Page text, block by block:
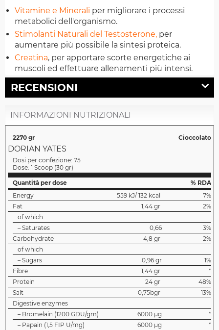
Vitamine e Minerali per migliorare i processi
metabolici dell'organismo.
Stimolanti Naturali del Testosterone, per
aumentare più possibile la sintesi proteica.
Creatina, per apportare scorte energetiche ai
muscoli ed effettuare allenamenti più intensi.
RECENSIONI
INFORMAZIONI NUTRIZIONALI
2270 gr Cioccolato
DORIAN YATES
Dosi per confezione: 75
Dose: 1 Scoop (30 gr)
Quantità per dose
% RDA
Energy
559 kJ/ 132 kcal
7%
Fat
1,44 gr
2%
of which
– Saturates
0,66
3%
Carbohydrate
4,8 gr
2%
of which
– Sugars
0,96 gr
1%
Fibre
1,44 gr
*
Protein
24 gr
48%
Salt
0,75bgr
13%
Digestive enzymes
– Bromelain (1200 GDU/gm)
6000 µg
*
– Papain (1,5 FIP U/mg)
6000 µg
*